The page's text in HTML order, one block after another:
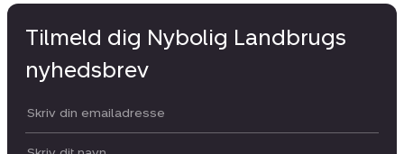
Tilmeld dig Nybolig Landbrugs
nyhedsbrev
Din email: